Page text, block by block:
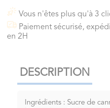
Vous n'êtes plus qu'à 3
Paiement sécurisé,
en 2H
DESCRIPTION
Ingrédients : Sucre de